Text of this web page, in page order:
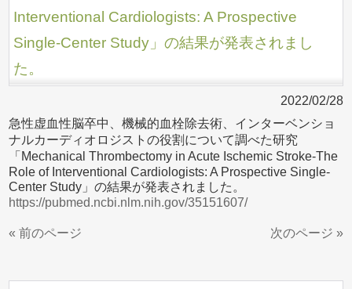
Interventional Cardiologists: A Prospective
Single-Center Study」の結果が発表されまし
た。
2022/02/28
急性虚血性脳卒中、機械的血栓除去術、インターベンショ
ナルカーディオロジストの役割について調べた研究
「Mechanical Thrombectomy in Acute Ischemic Stroke-The
Role of Interventional Cardiologists: A Prospective Single-
Center Study」の結果が発表されました。
https://pubmed.ncbi.nlm.nih.gov/35151607/
« 前のページ 次のページ »